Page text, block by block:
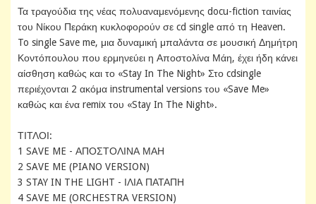
Τα τραγούδια της νέας πολυαναμενόμενης docu-fiction ταινίας
του Νίκου Περάκη κυκλοφορούν σε cd single από τη Heaven.
To single Save me, μια δυναμική μπαλάντα σε μουσική Δημήτρη
Κοντόπουλου που ερμηνεύει η Αποστολίνα Μάη, έχει ήδη κάνει
αίσθηση καθώς και το «Stay In The Night» Στο cdsingle
περιέχονται 2 ακόμα instrumental versions του «Save Me»
καθώς και ένα remix του «Stay In The Night».
ΤΙΤΛΟΙ:
1 SAVE ME - ΑΠΟΣΤΟΛΙΝΑ ΜΑΗ
2 SAVE ME (PIANO VERSION)
3 STAY IN THE LIGHT - ΙΛΙΑ ΠΑΤΑΠΗ
4 SAVE ME (ORCHESTRA VERSION)